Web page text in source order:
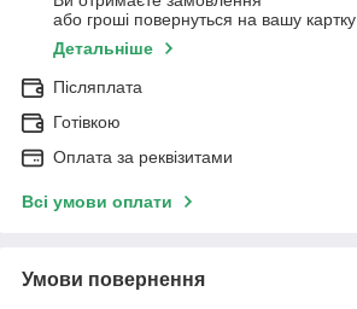
або гроші повернуться на вашу картку
Детальніше
Післяплата
Готівкою
Оплата за реквізитами
Всі умови оплати
Умови повернення